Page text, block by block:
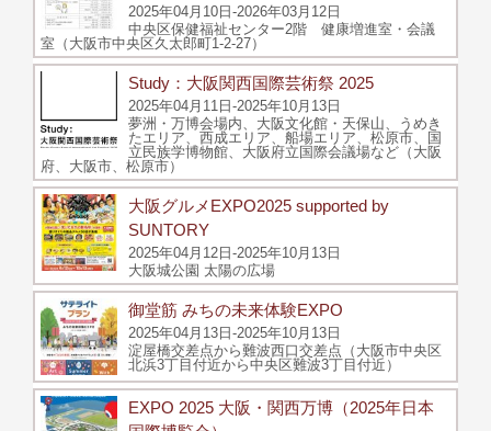
2025年04月10日-2026年03月12日
中央区保健福祉センター2階 健康増進室・会議
室（大阪市中央区久太郎町1-2-27）
Study：大阪関西国際芸術祭 2025
2025年04月11日-2025年10月13日
夢洲・万博会場内、大阪文化館・天保山、うめき
たエリア、西成エリア、船場エリア、松原市、国
立民族学博物館、大阪府立国際会議場など（大阪
府、大阪市、松原市）
大阪グルメEXPO2025 supported by
SUNTORY
2025年04月12日-2025年10月13日
大阪城公園 太陽の広場
御堂筋 みちの未来体験EXPO
2025年04月13日-2025年10月13日
淀屋橋交差点から難波西口交差点（大阪市中央区
北浜3丁目付近から中央区難波3丁目付近）
EXPO 2025 大阪・関西万博（2025年日本